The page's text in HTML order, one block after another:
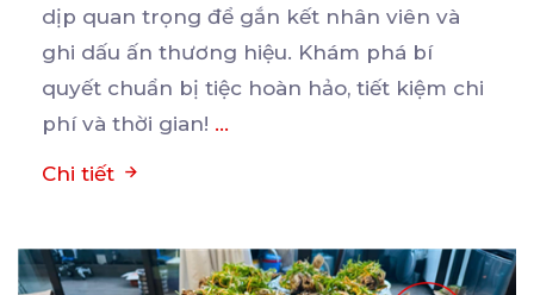
dịp quan trọng để gắn kết nhân viên và
ghi dấu ấn thương hiệu. Khám phá bí
quyết chuẩn bị tiệc hoàn hảo, tiết kiệm chi
phí và thời gian! ...
Chi tiết